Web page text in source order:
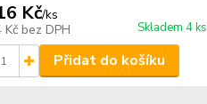
Kč/ks
Kč bez DPH Skladem 4 ks
Přidat do košíku